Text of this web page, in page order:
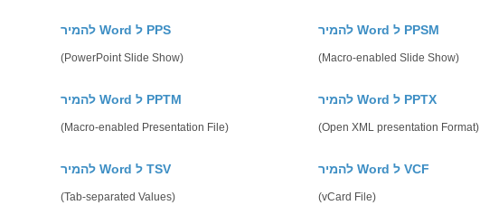
להמיר Word ל PPS
(PowerPoint Slide Show)
להמיר Word ל PPSM
(Macro-enabled Slide Show)
להמיר Word ל PPTM
(Macro-enabled Presentation File)
להמיר Word ל PPTX
(Open XML presentation Format)
להמיר Word ל TSV
(Tab-separated Values)
להמיר Word ל VCF
(vCard File)